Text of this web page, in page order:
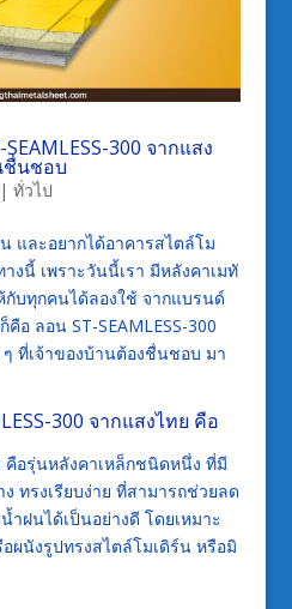
300 จากแสง
ชื่นชอบ
ทั่วไป
และอยากได้อาคารสไตล์โม
างนี้ เพราะวันนี้เรา มีหลังคาเมทั
กับทุกคนได้ลองใช้ จากแบรนด์
ก็คือ ลอนST-SEAMLESS-300
ๆ ที่เจ้าของบ้านต้องชื่นชอบ มา
300 จากแสงไทย คือ
คือรุ่นหลังคาเหล็กชนิดหนึ่ง ที่มี
ง ทรงเรียบง่าย ที่สามารถช่วยลด
ำฝนได้เป็นอย่างดี โดยเหมาะ
ผนังรูปทรงสไตล์โมเดิร์น หรือมิ